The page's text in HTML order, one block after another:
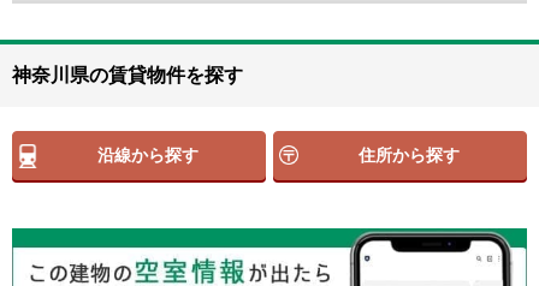
神奈川県の賃貸物件を探す
沿線から探す 住所から探す